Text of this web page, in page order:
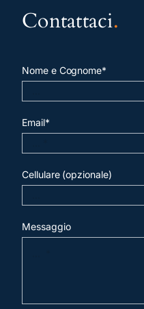
Contattaci.
Nome e Cognome*
Email*
Cellulare (opzionale)
Messaggio